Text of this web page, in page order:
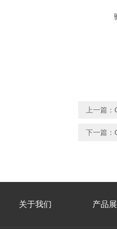
上一篇：
下一篇：
关于我们 产品